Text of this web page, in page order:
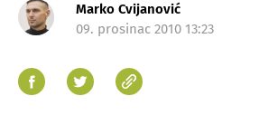
Marko Cvijanović
09. prosinac 2010 13:23